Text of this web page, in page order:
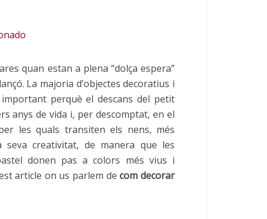
quan estan a plena “dolça espera”
La majoria d’objectes decoratius i
perquè el descans del petit
anys de vida i, per descomptat, en el
les quals transiten els nens, més
creativitat, de manera que les
donen pas a colors més vius i
article on us parlem decom decorar